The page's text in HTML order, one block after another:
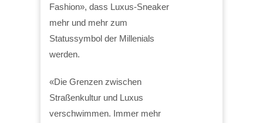
Fashion», dass Luxus-Sneaker
mehr und mehr zum
Statussymbol der Millenials
werden.
«Die Grenzen zwischen
Straßenkultur und Luxus
verschwimmen. Immer mehr